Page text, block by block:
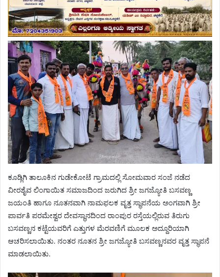
ಕೂಡ್ಲಿಗಿ ತಾಲೂಕಿನ ಗುಡೇಕೋಟೆ ಗ್ರಾಮದಲ್ಲಿ ಸೋಮವಾರ ಸಂಜೆ ನಡೆದ
ವೀರಶೈವ ಲಿಂಗಾಯಿತ ಸಮಾಜದಿಂದ ಜರುಗಿದ ಶ್ರೀ ಜಗಜ್ಯೋತಿ ಬಸವಣ್ಣ
ಜಯಂತಿ ಹಾಗೂ ನೂತನವಾಗಿ ನಾಮಫಲಕ ವೃತ್ತ ಸ್ಥಾಪನೆಯ ಅಂಗವಾಗಿ ಶ್ರೀ
ಪಾರ್ವತಿ ಪರಮೇಶ್ವರ ದೇವಸ್ಥಾನದಿಂದ ರಾಂಪುರ ರಸ್ತೆಯಲ್ಲಿರುವ ತಿರುಗು
ಬಸವಣ್ಣನ ಕಟ್ಟೆಯವರಿಗೆ ಎತ್ತುಗಳ ಮೆರವಣಿಗೆ ಮೂಲಕ ಅದ್ದೂರಿಯಾಗಿ
ಆಚರಿಸಲಾಯಿತು. ನಂತರ ನೂತನ ಶ್ರೀ ಜಗಜ್ಯೋತಿ ಬಸವಣ್ಣನವರ ವೃತ್ತ ಸ್ಥಾಪನೆ
ಮಾಡಲಾಯಿತು.